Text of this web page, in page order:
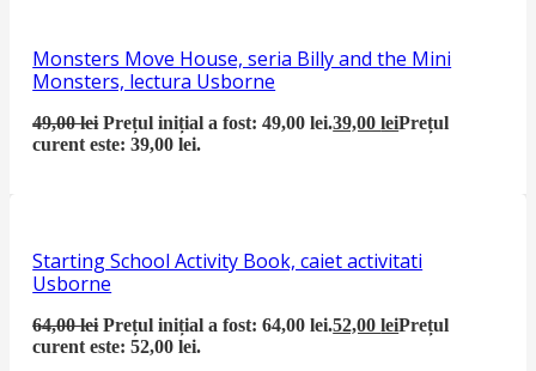
Monsters Move House, seria Billy and the Mini
Monsters, lectura Usborne
49,00lei Prețul inițial a fost: 49,00 lei.39,00leiPrețul
curent este: 39,00 lei.
Starting School Activity Book, caiet activitati
Usborne
64,00lei Prețul inițial a fost: 64,00 lei.52,00leiPrețul
curent este: 52,00 lei.